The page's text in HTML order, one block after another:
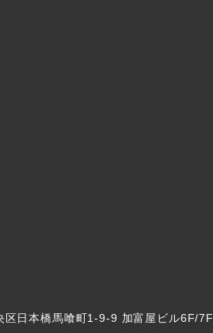
日本橋馬喰町1-9-9 加富屋ビル6F/7F